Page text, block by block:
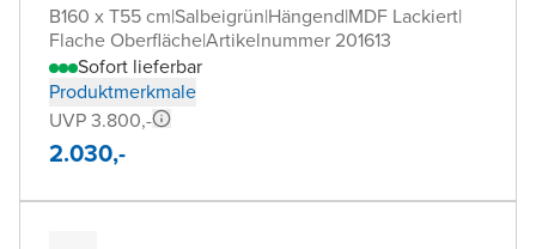
B160 x T55 cm|Salbeigrün|Hängend|MDF Lackiert|
Flache Oberfläche|Artikelnummer 201613
Sofort lieferbar
Produktmerkmale
UVP 3.800,-
2.030,-